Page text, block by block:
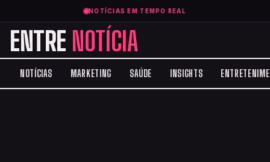
NOTÍCIAS EM TEMPO REAL
ENTRE NOTÍCIA
NOTÍCIAS MARKETING SAÚDE INSIGHTS